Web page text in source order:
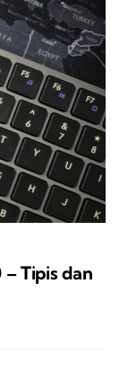
Tipis dan